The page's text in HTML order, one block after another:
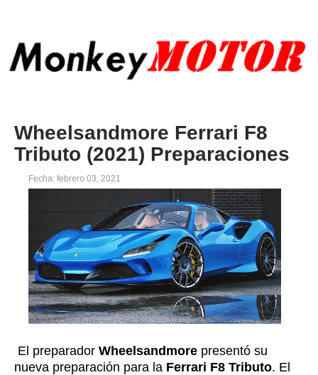
Wheelsandmore Ferrari F8
Tributo (2021) Preparaciones
Fecha: febrero 03, 2021
El preparador Wheelsandmore presentó su
nueva preparación para la Ferrari F8 Tributo. El